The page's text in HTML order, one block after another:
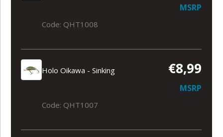
MSRP
Code: QHT1008
Holo Oikawa - Sinking €8,99
MSRP
Code: QHT1007